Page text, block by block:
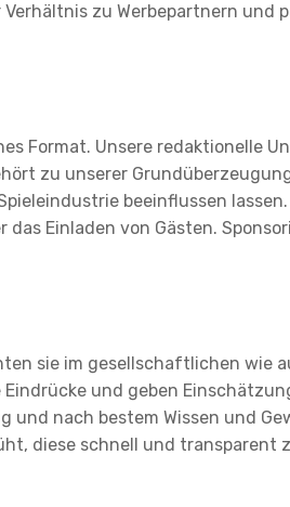
zu Werbepartnern und
Format. Unsere redaktionelle
zu unserer
beeinflussen
Einladen von Gästen.
sie im gesellschaftlichen wie
und geben
und nach bestem Wissen und
diese schnell und transparent